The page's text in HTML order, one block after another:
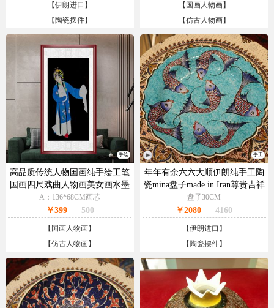
【伊朗进口 】
【 陶瓷摆件】
【 国画人物画】
【仿古人物画】
手绘
高品质传统人物国画纯手绘工笔
国画四尺戏曲人物画美女画水墨
人物画
A：136*68CM画芯
￥399 500
【国画人物画】
【仿古人物画】
手工
年年有余六六大顺伊朗纯手工陶
瓷mina盘子made in Iran尊贵吉祥
盘子30CM
￥2080 4160
【伊朗进口 】
【陶瓷摆件】